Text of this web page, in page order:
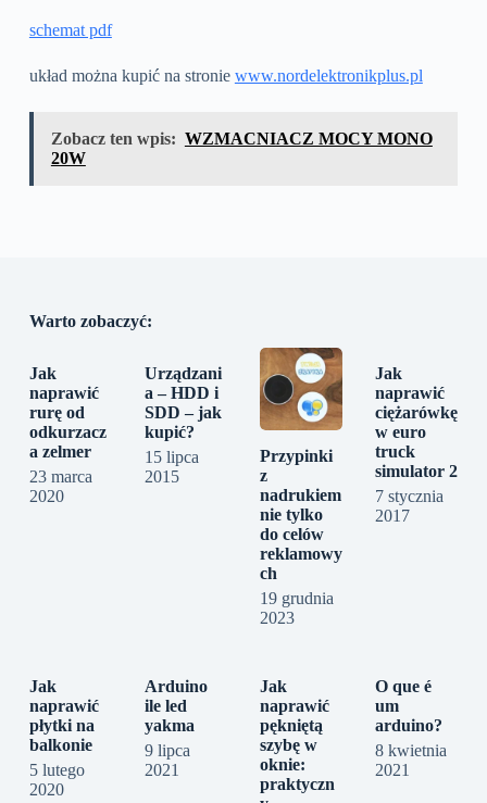
schemat pdf
układ można kupić na stronie www.nordelektronikplus.pl
Zobacz ten wpis: WZMACNIACZ MOCY MONO
20W
Warto zobaczyć:
Jak
naprawić
rurę od
odkurzacz
a zelmer
23 marca
2020
Urządzani
a – HDD i
SDD – jak
kupić?
15 lipca
2015
Przypinki
z
nadrukiem
nie tylko
do celów
reklamowy
ch
19 grudnia
2023
Jak
naprawić
ciężarówkę
w euro
truck
simulator 2
7 stycznia
2017
Jak
naprawić
płytki na
balkonie
5 lutego
2020
Arduino
ile led
yakma
9 lipca
2021
Jak
naprawić
pękniętą
szybę w
oknie:
praktyczn
O que é
um
arduino?
8 kwietnia
2021